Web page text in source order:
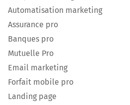
Automatisation marketing
Assurance pro
Banques pro
Mutuelle Pro
Email marketing
Forfait mobile pro
Landing page